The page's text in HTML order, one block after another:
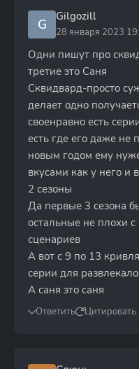
G Gilgozill
28 января 2023
Одни пишут про
третие это Саня
Сквидвард-просто
делает одно
своенравно есть
есть где его даже не
новым годом ему
вкусами как у него и
2 сезоны
Да первые 3 сезона
остальные не плохи
сценариев
А вот с 9 по 13
серии для
А саня это саня
Ответить Цитировать